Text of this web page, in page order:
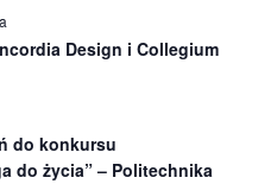
Design i Collegium
do konkursu
do życia” – Politechnika